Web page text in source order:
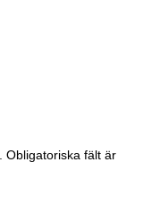
Obligatoriska fält är